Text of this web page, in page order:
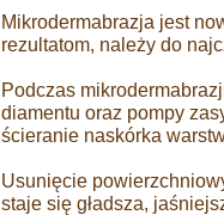
Mikrodermabrazja jest
rezultatom, należy do
Podczas
diamentu oraz pompy
ścieranie naskórka
Usunięcie
staje się gładsza,